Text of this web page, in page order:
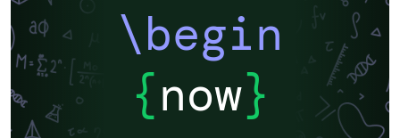
\begin
{now}